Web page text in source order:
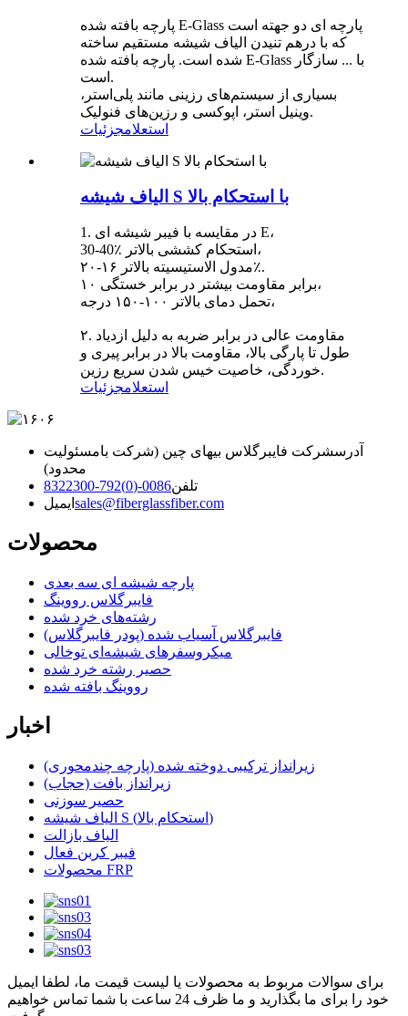
پارچه بافته شده E-Glass پارچه ای دو جهته است
که با درهم تنیدن الیاف شیشه مستقیم ساخته
شده است. پارچه بافته شده E-Glass با ... سازگار
است.
بسیاری از سیستم‌های رزینی مانند پلی‌استر،
وینیل استر، اپوکسی و رزین‌های فنولیک.
استعلامجزئیات
الیاف شیشه S با استحکام بالا
1. در مقایسه با فیبر شیشه ای E،
30-40٪ استحکام کششی بالاتر،
مدول الاستیسیته بالاتر ۱۶-۲۰٪.
۱۰ برابر مقاومت بیشتر در برابر خستگی،
تحمل دمای بالاتر ۱۰۰-۱۵۰ درجه،
۲. مقاومت عالی در برابر ضربه به دلیل ازدیاد
طول تا پارگی بالا، مقاومت بالا در برابر پیری و
خوردگی، خاصیت خیس شدن سریع رزین.
استعلامجزئیات
آدرسشرکت فایبرگلاس بیهای چین (شرکت بامسئولیت
محدود)
تلفن0086-(0)792-8322300
ایمیل sales@fiberglassfiber.com
محصولات
پارچه شیشه ای سه بعدی
فایبرگلاس رووینگ
رشته‌های خرد شده
فایبرگلاس آسیاب شده (پودر فایبرگلاس)
میکروسفرهای شیشه‌ای توخالی
حصیر رشته خرد شده
رووینگ بافته شده
اخبار
زیرانداز ترکیبی دوخته شده (پارچه چندمحوری)
زیرانداز بافت (حجاب)
حصیر سوزنی
الیاف شیشه S (استحکام بالا)
الیاف بازالت
فیبر کربن فعال
محصولات FRP
برای سوالات مربوط به محصولات یا لیست قیمت ما، لطفا ایمیل
خود را برای ما بگذارید و ما ظرف 24 ساعت با شما تماس خواهیم